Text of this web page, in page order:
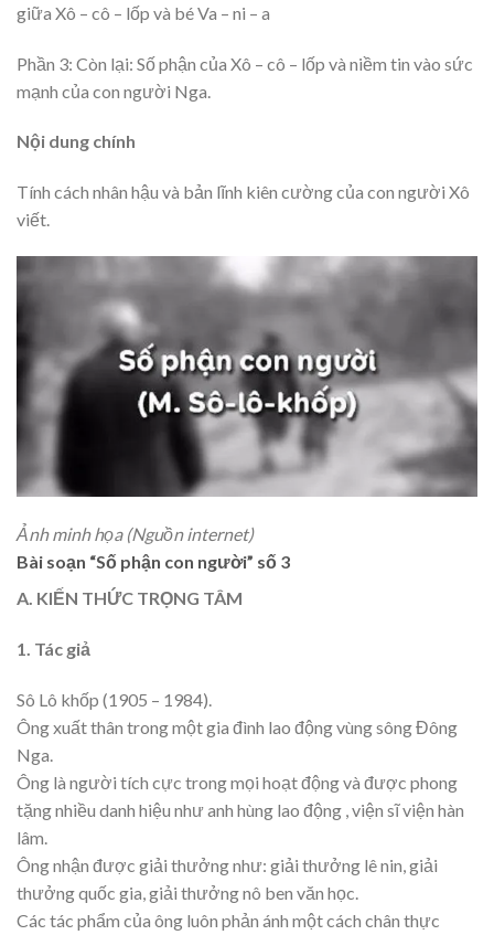
giữa Xô – cô – lốp và bé Va – ni – a
Phần 3: Còn lại: Số phận của Xô – cô – lốp và niềm tin vào sức
mạnh của con người Nga.
Nội dung chính
Tính cách nhân hậu và bản lĩnh kiên cường của con người Xô
viết.
Ảnh minh họa (Nguồn internet)
Bài soạn “Số phận con người” số 3
A. KIẾN THỨC TRỌNG TÂM
1. Tác giả
Sô Lô khốp (1905 – 1984).
Ông xuất thân trong một gia đình lao động vùng sông Đông
Nga.
Ông là người tích cực trong mọi hoạt động và được phong
tặng nhiều danh hiệu như anh hùng lao động , viện sĩ viện hàn
lâm.
Ông nhận được giải thưởng như: giải thưởng lê nin, giải
thưởng quốc gia, giải thưởng nô ben văn học.
Các tác phẩm của ông luôn phản ánh một cách chân thực